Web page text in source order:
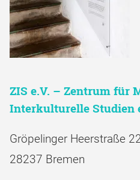
ZIS e.V. – Zentrum für
Interkulturelle Studien
Gröpelinger Heerstraße
28237 Bremen